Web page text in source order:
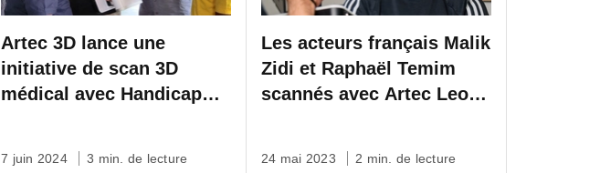
Artec 3D lance une
initiative de scan 3D
médical avec Handicap
7 juin 2024 3 min. de lecture
Les acteurs français Malik
Zidi et Raphaël Temim
scannés avec Artec Leo
24 mai 2023 2 min. de lecture